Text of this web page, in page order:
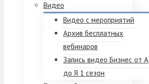
Видео
Видео с мероприятий
Архив бесплатных
вебинаров
Запись видео Бизнес от А
до Я 1 сезон